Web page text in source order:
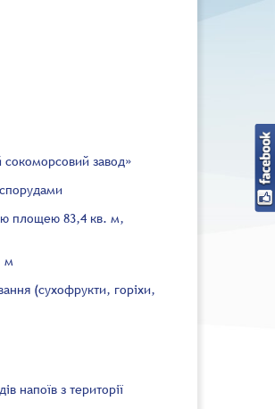
сокоморсовий завод»
площею 83,4 кв. м,
м
(сухофрукти, горіхи,
напоїв з території